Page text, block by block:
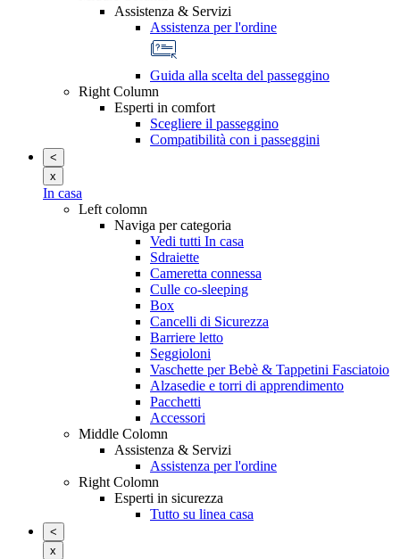
Assistenza & Servizi
Assistenza per l'ordine
Guida alla scelta del passeggino
Right Column
Esperti in comfort
Scegliere il passeggino
Compatibilità con i passeggini
<
x
In casa
Left colomn
Naviga per categoria
Vedi tutti In casa
Sdraiette
Cameretta connessa
Culle co-sleeping
Box
Cancelli di Sicurezza
Barriere letto
Seggioloni
Vaschette per Bebè & Tappetini Fasciatoio
Alzasedie e torri di apprendimento
Pacchetti
Accessori
Middle Colomn
Assistenza & Servizi
Assistenza per l'ordine
Right Colomn
Esperti in sicurezza
Tutto su linea casa
<
x